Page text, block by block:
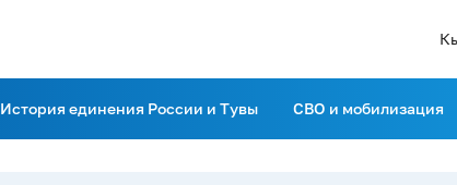
История единения России и Тувы СВО и мобилизация